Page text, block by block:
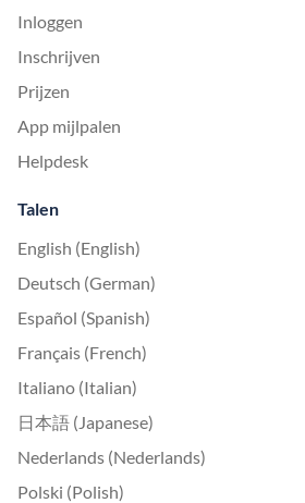
Inloggen
Inschrijven
Prijzen
App mijlpalen
Helpdesk
Talen
English (English)
Deutsch (German)
Español (Spanish)
Français (French)
Italiano (Italian)
日本語 (Japanese)
Nederlands (Nederlands)
Polski (Polish)